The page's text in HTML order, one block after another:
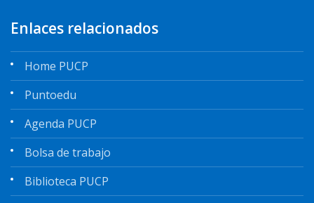
Enlaces relacionados
Home PUCP
Puntoedu
Agenda PUCP
Bolsa de trabajo
Biblioteca PUCP